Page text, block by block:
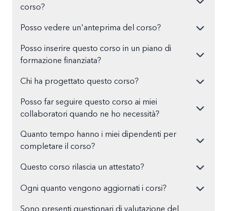
corso?
Posso vedere un'anteprima del corso?
Posso inserire questo corso in un piano di
formazione finanziata?
Chi ha progettato questo corso?
Posso far seguire questo corso ai miei
collaboratori quando ne ho necessità?
Quanto tempo hanno i miei dipendenti per
completare il corso?
Questo corso rilascia un attestato?
Ogni quanto vengono aggiornati i corsi?